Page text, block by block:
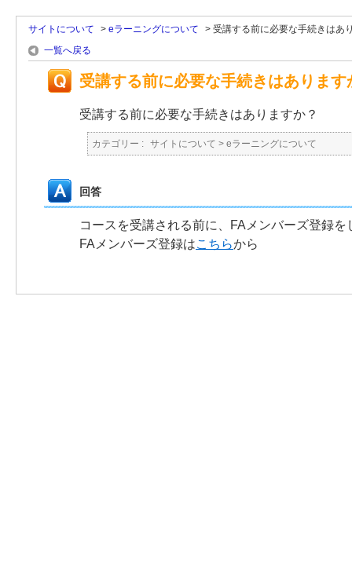
サイトについて > eラーニングについて > 受講する前に必要な手続きはあ
一覧へ戻る
受講する前に必要な手続きはあります
受講する前に必要な手続きはありますか？
カテゴリー : サイトについて > eラーニングについて
回答
コースを受講される前に、FAメンバーズ登録を
FAメンバーズ登録はこちらから